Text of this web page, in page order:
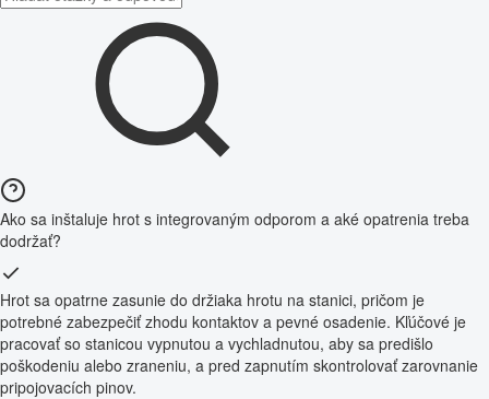
Ako sa inštaluje hrot s integrovaným odporom a aké opatrenia treba
dodržať?
Hrot sa opatrne zasunie do držiaka hrotu na stanici, pričom je
potrebné zabezpečiť zhodu kontaktov a pevné osadenie. Kľúčové je
pracovať so stanicou vypnutou a vychladnutou, aby sa predišlo
poškodeniu alebo zraneniu, a pred zapnutím skontrolovať zarovnanie
pripojovacích pinov.